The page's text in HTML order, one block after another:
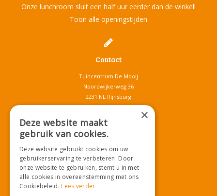
Onze lunchroom sluit een half uur eerder dan de winkel!
Toon alle openingstijden
Contact
Tuincentrum De Mooij
Noordwijkerweg 36
2231 NL Rijnsburg
T.071-4080959
info@tuincentrumdemooij.nl
Download onze App!
×
Deze website maakt
gebruik van cookies.
Deze website gebruikt cookies om uw
gebruikerservaring te verbeteren. Door
onze website te gebruiken, stemt u in met
alle cookies in overeenstemming met ons
Cookiebeleid.Lees verder